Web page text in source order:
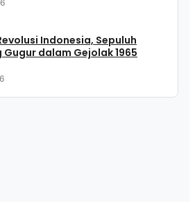
Indonesia, Sepuluh
Gugur dalam Gejolak 1965